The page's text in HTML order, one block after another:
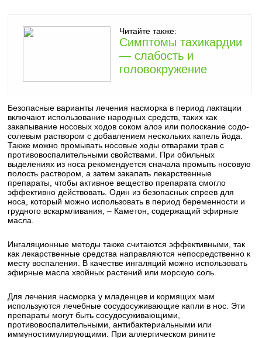
Читайте также:
Симптомы тахикардии
— слабость и
головокружение
Безопасные варианты лечения насморка в период лактации
включают использование народных средств, таких как
закапывание носовых ходов соком алоэ или полоскание содо-
солевым раствором с добавлением нескольких капель йода.
Также можно промывать носовые ходы отварами трав с
противовоспалительными свойствами. При обильных
выделениях из носа рекомендуется сначала промыть носовую
полость раствором, а затем закапать лекарственные
препараты, чтобы активное вещество препарата смогло
эффективно действовать. Один из безопасных спреев для
носа, который можно использовать в период беременности и
грудного вскармливания, – Каметон, содержащий эфирные
масла.
Ингаляционные методы также считаются эффективными, так
как лекарственные средства направляются непосредственно к
месту воспаления. В качестве ингаляций можно использовать
эфирные масла хвойных растений или морскую соль.
Для лечения насморка у младенцев и кормящих мам
используются лечебные сосудосуживающие капли в нос. Эти
препараты могут быть сосудосуживающими,
противовоспалительными, антибактериальными или
иммуностимулирующими. При аллергическом рините